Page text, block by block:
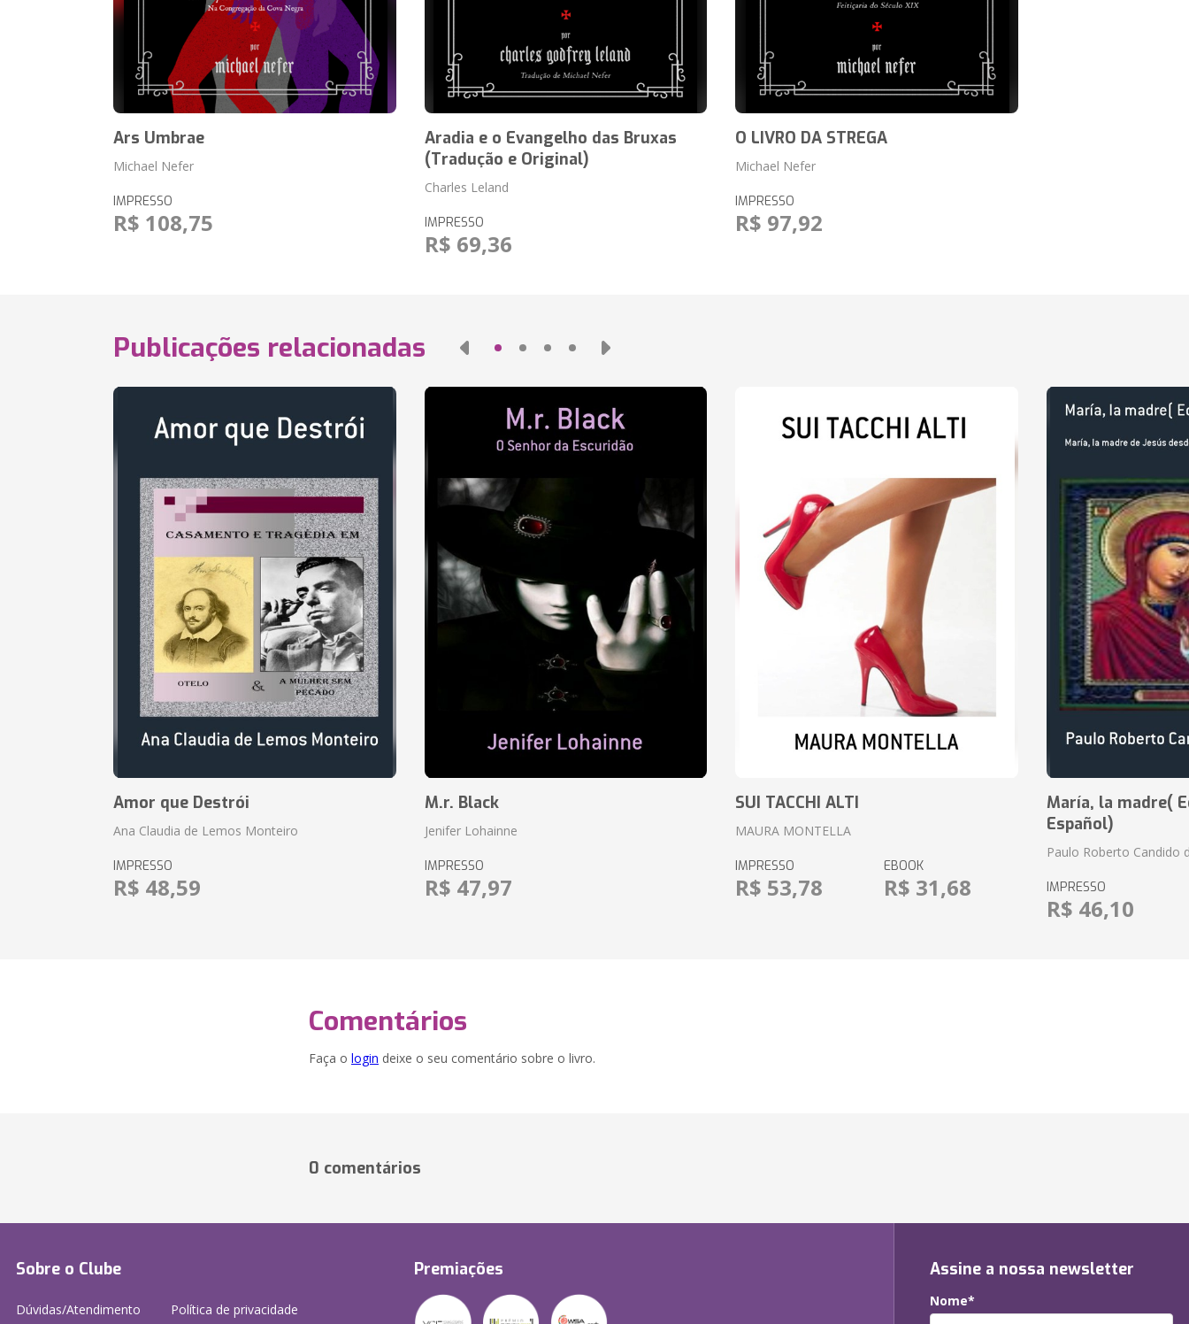
Ars Umbrae
Michael Nefer
IMPRESSO
R$ 108,75
Aradia e o Evangelho das Bruxas
(Tradução e Original)
Charles Leland
IMPRESSO
R$ 69,36
O LIVRO DA STREGA
Michael Nefer
IMPRESSO
R$ 97,92
Publicações relacionadas
Amor que Destrói
Ana Claudia de Lemos Monteiro
IMPRESSO
R$ 48,59
M.r. Black
Jenifer Lohainne
IMPRESSO
R$ 47,97
SUI TACCHI ALTI
MAURA MONTELLA
IMPRESSO
R$ 53,78
EBOOK
R$ 31,68
María, la madre(
Español)
Paulo Roberto Candido
IMPRESSO
R$ 46,10
Comentários
Faça o login deixe o seu comentário sobre o livro.
0 comentários
Sobre o Clube
Dúvidas/Atendimento Política de privacidade
Premiações Assine a nossa newsletter
Nome*